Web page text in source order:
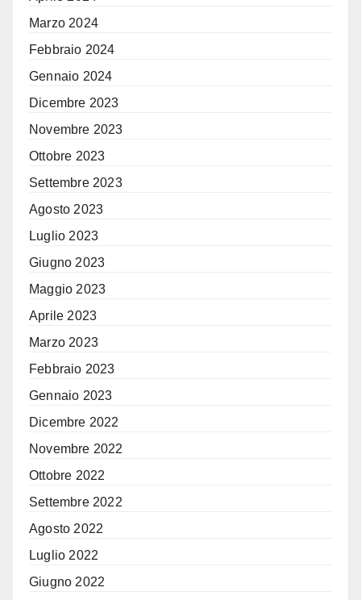
Marzo 2024
Febbraio 2024
Gennaio 2024
Dicembre 2023
Novembre 2023
Ottobre 2023
Settembre 2023
Agosto 2023
Luglio 2023
Giugno 2023
Maggio 2023
Aprile 2023
Marzo 2023
Febbraio 2023
Gennaio 2023
Dicembre 2022
Novembre 2022
Ottobre 2022
Settembre 2022
Agosto 2022
Luglio 2022
Giugno 2022